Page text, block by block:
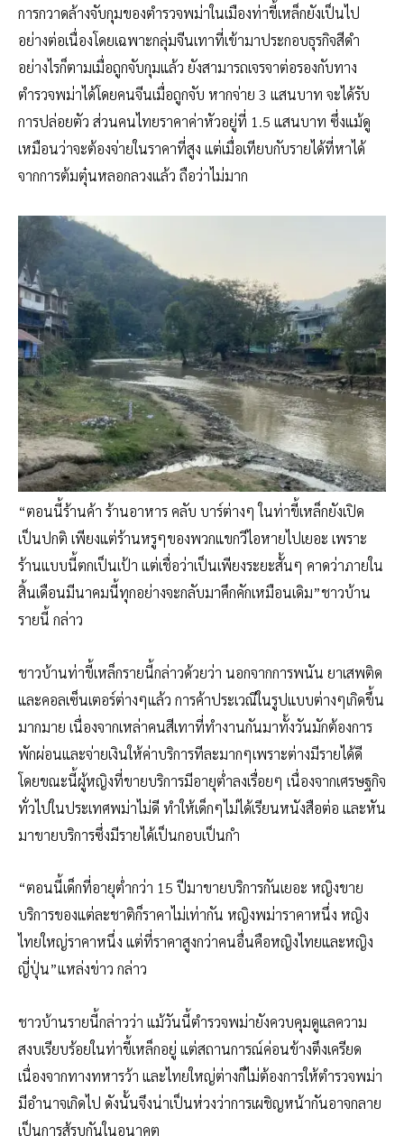
การกวาดล้างจับกุมของตำรวจพม่าในเมืองท่าขี้เหล็กยังเป็นไป
อย่างต่อเนื่องโดยเฉพาะกลุ่มจีนเทาที่เข้ามาประกอบธุรกิจสีดำ
อย่างไรก็ตามเมื่อถูกจับกุมแล้ว ยังสามารถเจรจาต่อรองกับทาง
ตำรวจพม่าได้โดยคนจีนเมื่อถูกจับ หากจ่าย 3 แสนบาท จะได้รับ
การปล่อยตัว ส่วนคนไทยราคาค่าหัวอยู่ที่ 1.5 แสนบาท ซึ่งแม้ดู
เหมือนว่าจะต้องจ่ายในราคาที่สูง แต่เมื่อเทียบกับรายได้ที่หาได้
จากการต้มตุ๋นหลอกลวงแล้ว ถือว่าไม่มาก
“ตอนนี้ร้านค้า ร้านอาหาร คลับ บาร์ต่างๆ ในท่าขี้เหล็กยังเปิด
เป็นปกติ เพียงแต่ร้านหรูๆของพวกแขกวีไอหายไปเยอะ เพราะ
ร้านแบบนี้ตกเป็นเป้า แต่เชื่อว่าเป็นเพียงระยะสั้นๆ คาดว่าภายใน
สิ้นเดือนมีนาคมนี้ทุกอย่างจะกลับมาคึกคักเหมือนเดิม”ชาวบ้าน
รายนี้ กล่าว
ชาวบ้านท่าขี้เหล็กรายนี้กล่าวด้วยว่า นอกจากการพนัน ยาเสพติด
และคอลเซ็นเตอร์ต่างๆแล้ว การค้าประเวณีในรูปแบบต่างๆเกิดขึ้น
มากมาย เนื่องจากเหล่าคนสีเทาที่ทำงานกันมาทั้งวันมักต้องการ
พักผ่อนและจ่ายเงินให้ค่าบริการทีละมากๆเพราะต่างมีรายได้ดี
โดยขณะนี้ผู้หญิงที่ขายบริการมีอายุต่ำลงเรื่อยๆ เนื่องจากเศรษฐกิจ
ทั่วไปในประเทศพม่าไม่ดี ทำให้เด็กๆไม่ได้เรียนหนังสือต่อ และหัน
มาขายบริการซึ่งมีรายได้เป็นกอบเป็นกำ
“ตอนนี้เด็กที่อายุต่ำกว่า 15 ปีมาขายบริการกันเยอะ หญิงขาย
บริการของแต่ละชาติก็ราคาไม่เท่ากัน หญิงพม่าราคาหนึ่ง หญิง
ไทยใหญ่ราคาหนึ่ง แต่ที่ราคาสูงกว่าคนอื่นคือหญิงไทยและหญิง
ญี่ปุ่น”แหล่งข่าว กล่าว
ชาวบ้านรายนี้กล่าวว่า แม้วันนี้ตำรวจพม่ายังควบคุมดูแลความ
สงบเรียบร้อยในท่าขี้เหล็กอยู่ แต่สถานการณ์ค่อนข้างตึงเครียด
เนื่องจากทางทหารว้า และไทยใหญ่ต่างก็ไม่ต้องการให้ตำรวจพม่า
มีอำนาจเกิดไป ดังนั้นจึงน่าเป็นห่วงว่าการเผชิญหน้ากันอาจกลาย
เป็นการสู้รบกันในอนาคต